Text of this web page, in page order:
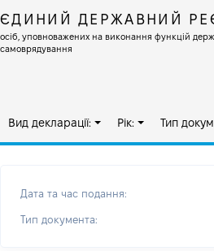
ЄДИНИЙ ДЕРЖАВНИЙ
осіб, уповноважених на виконання функцій
самоврядування
Вид декларації: Рік: Тип
Дата та час подання:
Тип документа: